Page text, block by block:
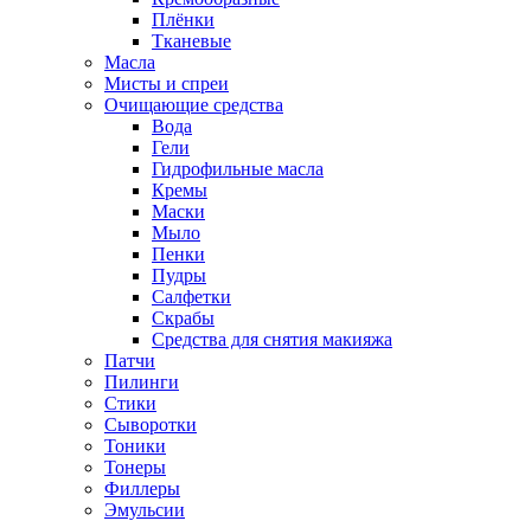
Плёнки
Тканевые
Масла
Мисты и спреи
Очищающие средства
Вода
Гели
Гидрофильные масла
Кремы
Маски
Мыло
Пенки
Пудры
Салфетки
Скрабы
Средства для снятия макияжа
Патчи
Пилинги
Стики
Сыворотки
Тоники
Тонеры
Филлеры
Эмульсии